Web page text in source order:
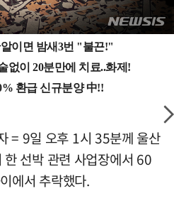
= 9일 오후 1시 35분께 울산
선박 관련 사업장에서 60
에서 추락했다.